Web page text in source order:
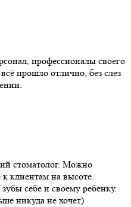
профессионалы своего
прошло отлично, без слез
стоматолог. Можно
клиентам на высоте.
себе и своему ребенку.
никуда не хочет)